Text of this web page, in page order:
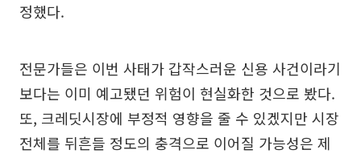
정했다.
전문가들은 이번 사태가 갑작스러운 신용 사건이라기
보다는 이미 예고됐던 위험이 현실화한 것으로 봤다.
또, 크레딧시장에 부정적 영향을 줄 수 있겠지만 시장
전체를 뒤흔들 정도의 충격으로 이어질 가능성은 제